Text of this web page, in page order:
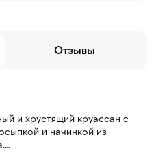
Отзывы
и хрустящий круассан с
и начинкой из